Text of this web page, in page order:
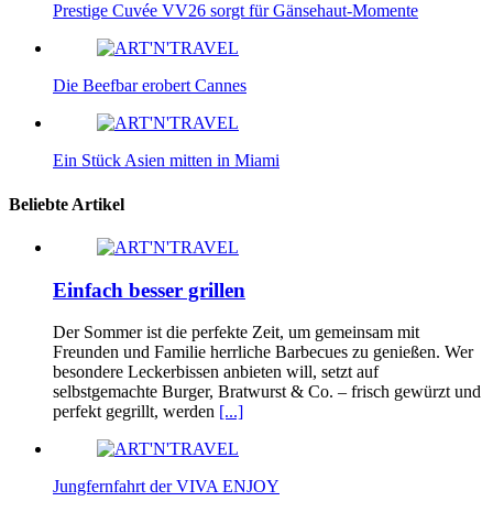
Prestige Cuvée VV26 sorgt für Gänsehaut-Momente
Die Beefbar erobert Cannes
Ein Stück Asien mitten in Miami
Beliebte Artikel
Einfach besser grillen
Der Sommer ist die perfekte Zeit, um gemeinsam mit
Freunden und Familie herrliche Barbecues zu genießen. Wer
besondere Leckerbissen anbieten will, setzt auf
selbstgemachte Burger, Bratwurst & Co. – frisch gewürzt und
perfekt gegrillt, werden [...]
Jungfernfahrt der VIVA ENJOY